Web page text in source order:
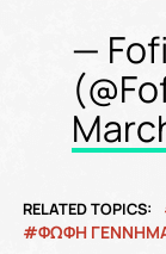
—
RELATED TOPICS:
ΦΩΦΗ